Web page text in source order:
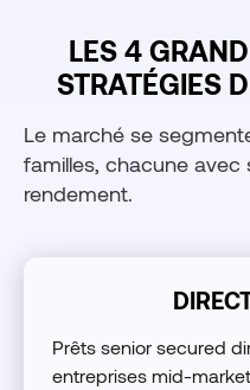
LES 4
STRATÉGIES
Le marché se
familles, chacune avec
rendement.
Prêts senior secured
entreprises mid-